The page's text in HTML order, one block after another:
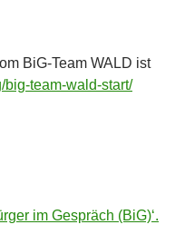
BiG-Team WALD ist
big-team-wald-start/
im Gespräch (BiG)‘.